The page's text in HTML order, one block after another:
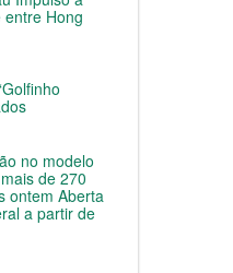
Hong
no modelo
de 270
ontem Aberta
a partir de